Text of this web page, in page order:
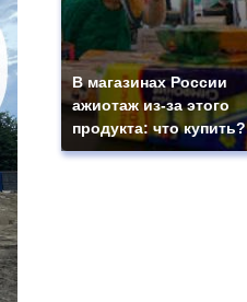
В магазинах России
ажиотаж из-за этого
продукта: что купить?